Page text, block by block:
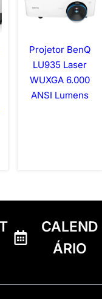
Projetor BenQ
LU935 Laser
WUXGA 6.000
ANSI Lumens
CALEND
ÁRIO